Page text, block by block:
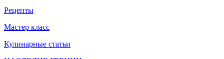
Рецепты
Мастер класс
Кулинарные статьи